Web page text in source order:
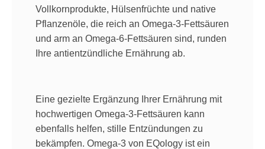
Vollkornprodukte, Hülsenfrüchte und native
Pflanzenöle, die reich an Omega-3-Fettsäuren
und arm an Omega-6-Fettsäuren sind, runden
Ihre antientzündliche Ernährung ab.
Eine gezielte Ergänzung Ihrer Ernährung mit
hochwertigen Omega-3-Fettsäuren kann
ebenfalls helfen, stille Entzündungen zu
bekämpfen. Omega-3 von EQology ist ein